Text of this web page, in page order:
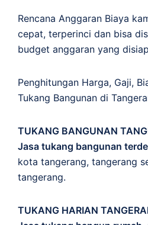
Rencana Anggaran Biaya
cepat, terperinci dan bisa
budget anggaran yang
Penghitungan Harga, Gaji,
Tukang Bangunan di
TUKANG BANGUNAN
Jasa tukang bangunan
kota tangerang, tangerang
tangerang.
TUKANG HARIAN